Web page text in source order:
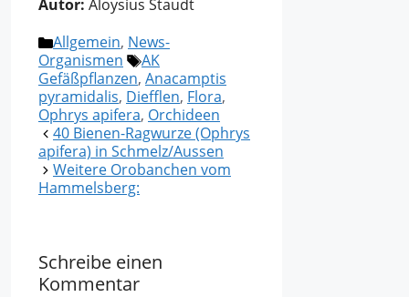
Autor: Aloysius Staudt
Kategorien
Allgemein, News-
Organismen
Schlagwörter
AK
Gefäßpflanzen, Anacamptis
pyramidalis, Diefflen, Flora,
Ophrys apifera, Orchideen
40 Bienen-Ragwurze (Ophrys
apifera) in Schmelz/Aussen
Weitere Orobanchen vom
Hammelsberg:
Schreibe einen
Kommentar